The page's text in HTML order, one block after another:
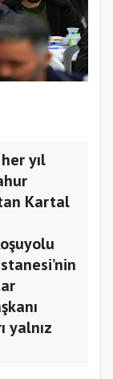
yıl
Kartal
yalnız